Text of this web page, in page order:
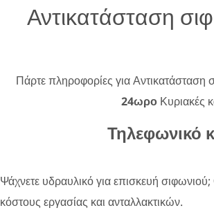
Αντικατάσταση
Πάρτε πληροφορίες για Αντικατάσταση
24ωρο Κυριακές
Τηλεφωνικό
Ψάχνετε υδραυλικό για επισκευή
κόστους εργασίας και ανταλλακτικών.